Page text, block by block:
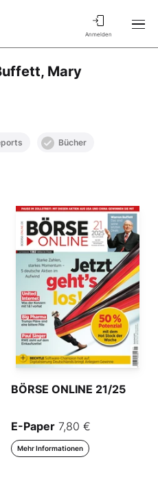
Anmelden
Mary
Bücher
BÖRSE ONLINE 21/25
E-Paper 7,80 €
Mehr Informationen